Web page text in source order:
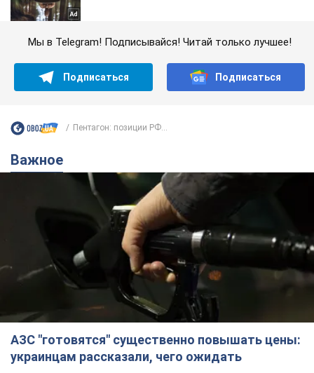
Мы в Telegram! Подписывайся! Читай только лучшее!
Подписаться Подписаться
Пентагон: позиции РФ...
Важное
АЗС "готовятся" существенно повышать цены:
украинцам рассказали, чего ожидать